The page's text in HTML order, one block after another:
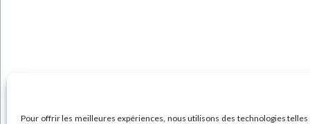
Pour offrir les meilleures expériences, nous utilisons des technologies